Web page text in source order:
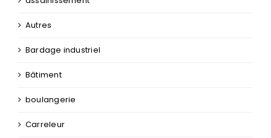
Autres
Bardage industriel
Bâtiment
boulangerie
Carreleur